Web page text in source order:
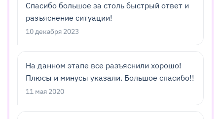
Спасибо большое за столь быстрый ответ и
разъяснение ситуации!
10 декабря 2023
На данном этапе все разъяснили хорошо!
Плюсы и минусы указали. Большое спасибо!!
11 мая 2020